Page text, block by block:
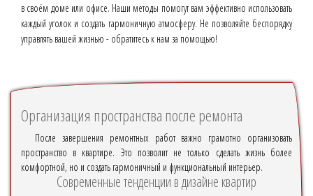
в своём доме или офисе. Наши методы помогут вам эффективно использовать
каждый уголок и создать гармоничную атмосферу. Не позволяйте беспорядку
управлять вашей жизнью - обратитесь к нам за помощью!
Организация пространства после ремонта
После завершения ремонтных работ важно грамотно организовать
пространство в квартире. Это позволит не только сделать жизнь более
комфортной, но и создать гармоничный и функциональный интерьер.
Современные тенденции в дизайне квартир